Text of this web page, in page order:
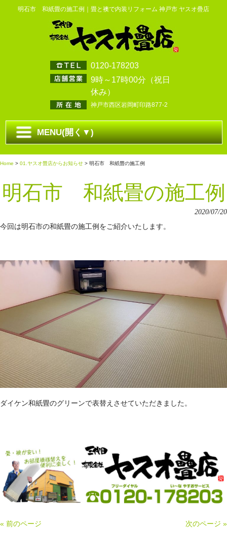
明石市 和紙畳の施工例｜畳と襖で内装リフォーム 神戸市 ヤスオ疊店
0120-178203
9時～17時00分（祝日
休み）
神戸市西区岩岡町印路877-2
MENU(開く▼)
Home > 01.ヤスオ畳店からお知らせ > 明石市 和紙畳の施工例
明石市 和紙畳の施工例
2020/07/20
今回は明石市の和紙畳の施工例をご紹介いたします。
ダイケン和紙畳のグリーンで表替えさせていただきました。
« 前のページ 次のページ »